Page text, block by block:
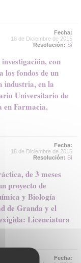
Fecha:
18 de Diciembre de 2015
Resolución: Sí
con
los fondos de un
industria, en la
Universitario de
en Farmacia,
Fecha:
18 de Diciembre de 2015
Resolución: Sí
de 3 meses
proyecto de
y Biología
de Granda y el
Licenciatura
Fecha: